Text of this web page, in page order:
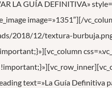
LA GUÍA DEFINITIVA»
image=»1351″][/
2018/12/textura-
text=»La Guía